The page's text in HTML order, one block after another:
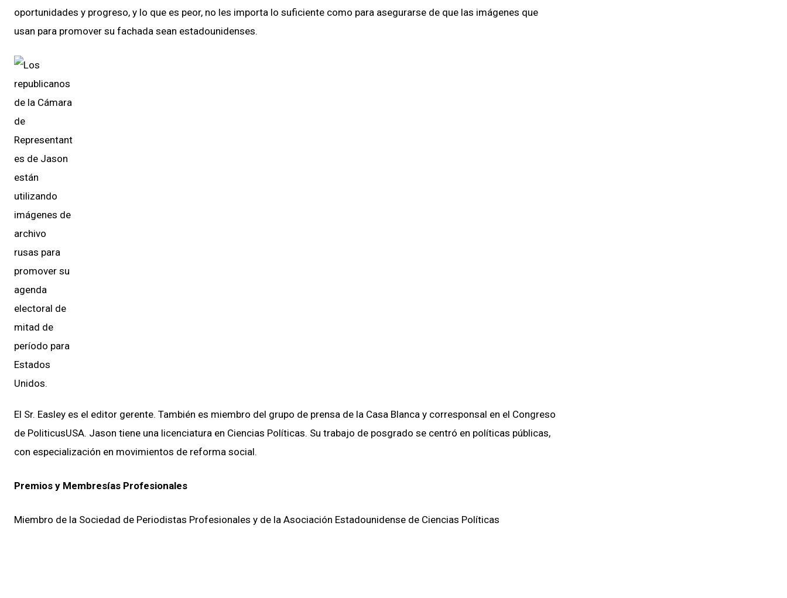
oportunidades y progreso, y lo que es peor, no les importa lo suficiente como para asegurarse de que las imágenes que
usan para promover su fachada sean estadounidenses.
El Sr. Easley es el editor gerente. También es miembro del grupo de prensa de la Casa Blanca y corresponsal en el Congreso
de PoliticusUSA. Jason tiene una licenciatura en Ciencias Políticas. Su trabajo de posgrado se centró en políticas públicas,
con especialización en movimientos de reforma social.
Premios y Membresías Profesionales
Miembro de la Sociedad de Periodistas Profesionales y de la Asociación Estadounidense de Ciencias Políticas